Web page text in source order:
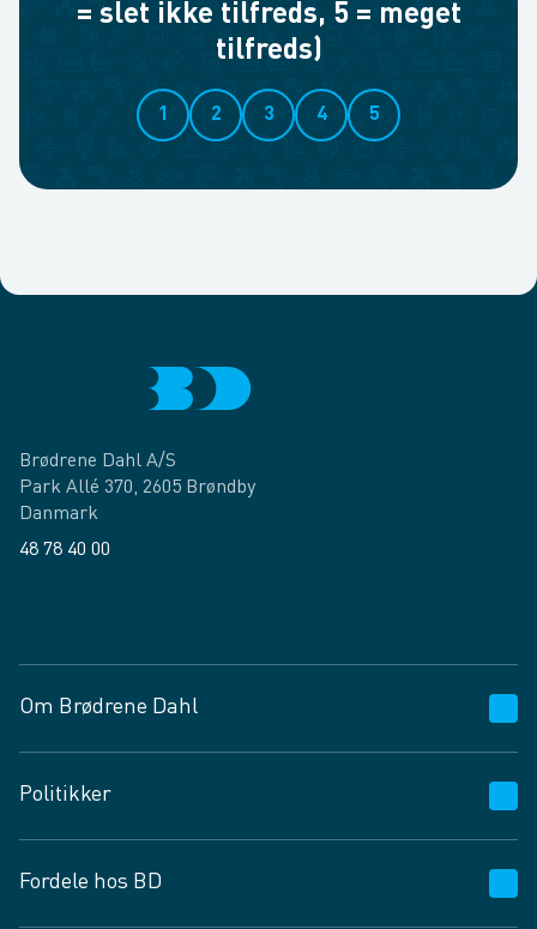
= slet ikke tilfreds, 5 = meget
tilfreds)
1 2 3 4 5
Brødrene Dahl A/S
Park Allé 370, 2605 Brøndby
Danmark
48 78 40 00
Om Brødrene Dahl
Vagttelefon 30 10 89 89
Spørgsmål og svar
Job og karriere
Politikker
Privatlivspolitik
Fordele hos BD